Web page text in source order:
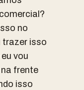
no
trazer isso
vou
frente
isso